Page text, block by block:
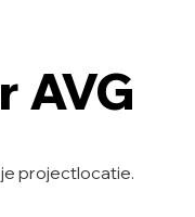
AVG
projectlocatie.